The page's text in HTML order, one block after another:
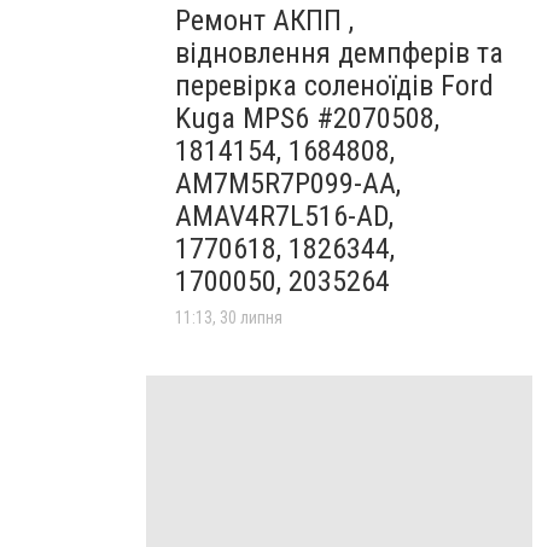
Ремонт АКПП ,
відновлення демпферів та
перевірка соленоїдів Ford
Kuga MPS6 #2070508,
1814154, 1684808,
AM7M5R7P099-AA,
AMAV4R7L516-AD,
1770618, 1826344,
1700050, 2035264
11:13, 30 липня